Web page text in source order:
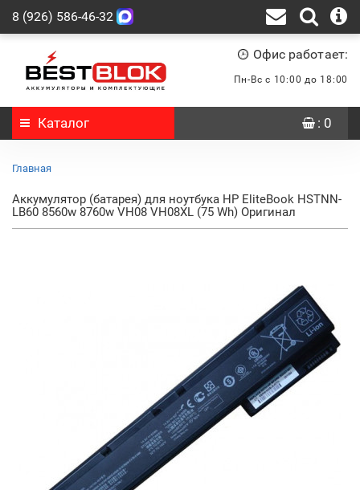
8 (926) 586-46-32
Офис работает:
Пн-Вс с 10:00 до 18:00
Каталог : 0
Главная
Аккумулятор (батарея) для ноутбука HP EliteBook HSTNN-
LB60 8560w 8760w VH08 VH08XL (75 Wh) Оригинал